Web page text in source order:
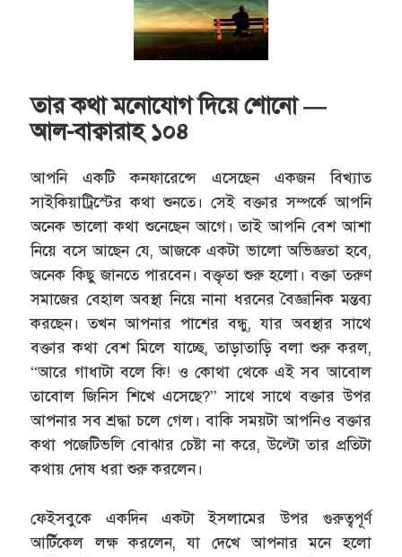
তার কথা মনোযোগ দিয়ে শোনো —
আল-বাক্বারাহ ১০৪
আপনি একটি কনফারেন্সে এসেছেন একজন বিখ্যাত
সাইকিয়াট্রিস্টের কথা শুনতে। সেই বক্তার সম্পর্কে আপনি
অনেক ভালো কথা শুনেছেন আগে। তাই আপনি বেশ আশা
নিয়ে বসে আছেন যে, আজকে একটা ভালো অভিজ্ঞতা হবে,
অনেক কিছু জানতে পারবেন। বক্তৃতা শুরু হলো। বক্তা তরুণ
সমাজের বেহাল অবস্থা নিয়ে নানা ধরনের বৈজ্ঞানিক মন্তব্য
করছেন। তখন আপনার পাশের বন্ধু, যার অবস্থার সাথে
বক্তার কথা বেশ মিলে যাচ্ছে, তাড়াতাড়ি বলা শুরু করল,
“আরে গাধাটা বলে কি! ও কোথা থেকে এই সব আবোল
তাবোল জিনিস শিখে এসেছে?” সাথে সাথে বক্তার উপর
আপনার সব শ্রদ্ধা চলে গেল। বাকি সময়টা আপনিও বক্তার
কথা পজেটিভলি বোঝার চেষ্টা না করে, উল্টো তার প্রতিটা
কথায় দোষ ধরা শুরু করলেন।
ফেইসবুকে একদিন একটা ইসলামের উপর গুরুত্বপূর্ণ
আর্টিকেল লক্ষ করলেন, যা দেখে আপনার মনে হলো